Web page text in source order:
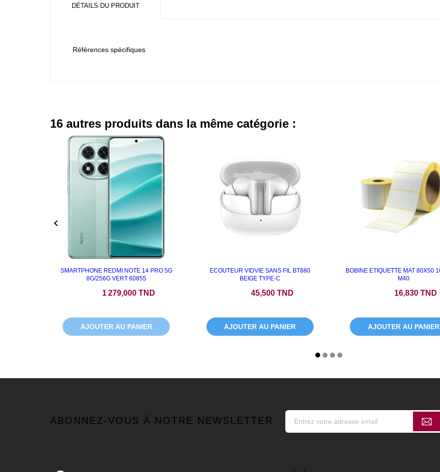
DÉTAILS DU PRODUIT
Références spécifiques
16 autres produits dans la même catégorie :
SMARTPHONE REDMI NOTE 14 PRO 5G
8G/256G VERT 60855
1 279,000 TND
AJOUTER AU PANIER
ECOUTEUR VIDVIE SANS FIL BT880
BEIGE TYPE-C
45,500 TND
AJOUTER AU PANIER
BOBINE ETIQUETTE MAT 80X50
M40
16,830 TND
AJOUTER AU PANIER

ABONNEZ-VOUS À NOTRE NEWSLETTER